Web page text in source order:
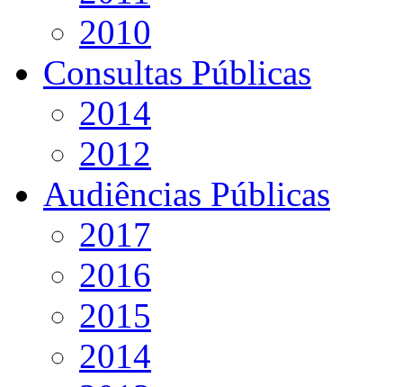
2010
Consultas Públicas
2014
2012
Audiências Públicas
2017
2016
2015
2014